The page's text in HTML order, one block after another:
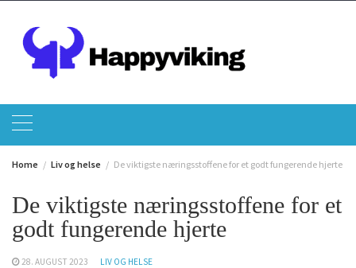
content
Home Liv og helse De viktigste næringsstoffene for et godt fungerende hjerte
De viktigste næringsstoffene for et
godt fungerende hjerte
28. AUGUST 2023 LIV OG HELSE